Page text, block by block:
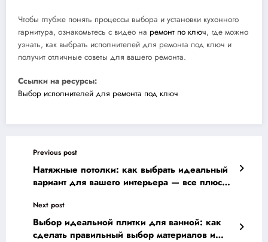
Чтобы глубже понять процессы выбора и установки кухонного
гарнитура, ознакомьтесь с видео на ремонт по ключ, где можно
узнать, как выбрать исполнителей для ремонта под ключ и
получит отличные советы для вашего ремонта.
Ссылки на ресурсы:
Выбор исполнителей для ремонта под ключ
Previous post
Натяжные потолки: как выбрать идеальный
вариант для вашего интерьера — все плюсы
Next post
Выбор идеальной плитки для ванной: как
сделать правильный выбор материалов и